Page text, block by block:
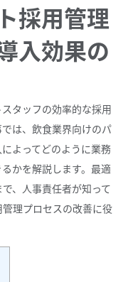
採用管理
入効果の
タッフの効率的な採用
は、飲食業界向けのパ
よってどのように業務
かを解説します。最適
、人事責任者が知って
理プロセスの改善に役